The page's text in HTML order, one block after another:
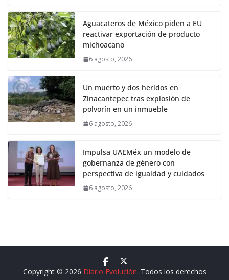
Aguacateros de México piden a EU
reactivar exportación de producto
michoacano
6 agosto, 2026
Un muerto y dos heridos en
Zinacantepec tras explosión de
polvorín en un inmueble
6 agosto, 2026
Impulsa UAEMéx un modelo de
gobernanza de género con
perspectiva de igualdad y cuidados
6 agosto, 2026
Copyright © 2026 Diario Evolución. Todos los derechos